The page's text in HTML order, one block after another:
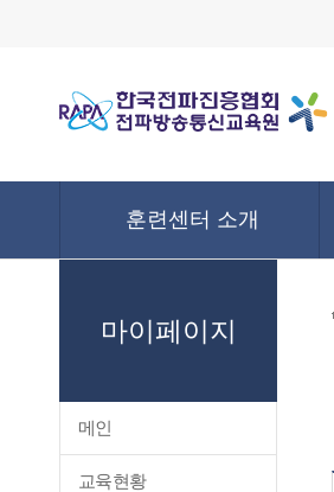
훈련센터 소개
마이페이지
메인
교육현황